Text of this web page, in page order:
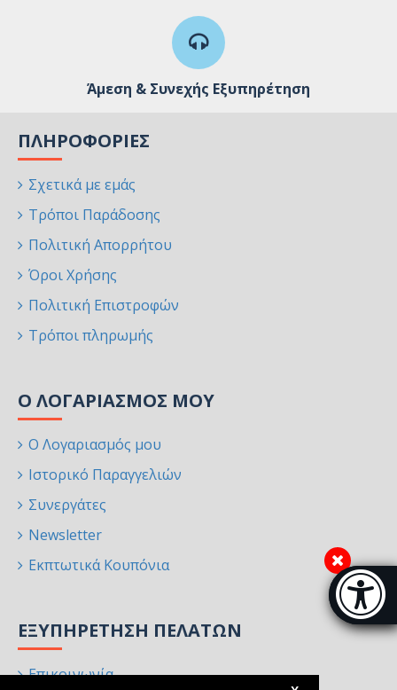
Μπάρα
Άμεση & Συνεχής Εξυπηρέτηση
ΠΛΗΡΟΦΟΡΊΕΣ
Σχετικά με εμάς
Τρόποι Παράδοσης
Πολιτική Απορρήτου
Όροι Χρήσης
Πολιτική Επιστροφών
Τρόποι πληρωμής
Ο ΛΟΓΑΡΙΑΣΜΌΣ ΜΟΥ
Ο Λογαριασμός μου
Ιστορικό Παραγγελιών
Συνεργάτες
Newsletter
Εκπτωτικά Κουπόνια
ΕΞΥΠΗΡΈΤΗΣΗ ΠΕΛΑΤΏΝ
Επικοινωνία